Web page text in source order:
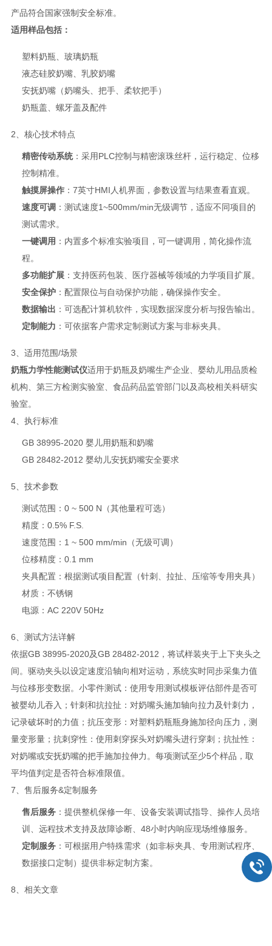
产品符合国家强制安全标准。
适用样品包括：
塑料奶瓶、玻璃奶瓶
液态硅胶奶嘴、乳胶奶嘴
安抚奶嘴（奶嘴头、把手、柔软把手）
奶瓶盖、螺牙盖及配件
2、核心技术特点
精密传动系统：采用PLC控制与精密滚珠丝杆，运行稳定、位移
控制精准。
触摸屏操作：7英寸HMI人机界面，参数设置与结果查看直观。
速度可调 ：测试速度1~500mm/min无级调节，适应不同项目的
测试需求。
一键调用 ：内置多个标准实验项目，可一键调用，简化操作流
程。
多功能扩展：支持医药包装、医疗器械等领域的力学项目扩展。
安全保护：配置限位与自动保护功能，确保操作安全。
数据输出 ：可选配计算机软件，实现数据深度分析与报告输出。
定制能力 ：可依据客户需求定制测试方案与非标夹具。
3、适用范围/场景
奶瓶力学性能测试仪适用于奶瓶及奶嘴生产企业、婴幼儿用品质检
机构、第三方检测实验室、食品药品监管部门以及高校相关科研实
验室。
4、执行标准
GB 38995-2020 婴儿用奶瓶和奶嘴
GB 28482-2012 婴幼儿安抚奶嘴安全要求
5、技术参数
测试范围：0 ~ 500 N（其他量程可选）
精度：0.5% F.S.
速度范围：1 ~ 500 mm/min（无级可调）
位移精度：0.1 mm
夹具配置：根据测试项目配置（针刺、拉扯、压缩等专用夹具）
材质：不锈钢
电源：AC 220V 50Hz
6、测试方法详解
依据GB 38995-2020及GB 28482-2012，将试样装夹于上下夹头之
间。驱动夹头以设定速度沿轴向相对运动，系统实时同步采集力值
与位移形变数据。小零件测试：使用专用测试模板评估部件是否可
被婴幼儿吞入；针刺和抗拉扯：对奶嘴头施加轴向拉力及针刺力，
记录破坏时的力值；抗压变形：对塑料奶瓶瓶身施加径向压力，测
量变形量；抗刺穿性：使用刺穿探头对奶嘴头进行穿刺；抗扯性：
对奶嘴或安抚奶嘴的把手施加拉伸力。每项测试至少5个样品，取
平均值判定是否符合标准限值。
7、售后服务&定制服务
售后服务：提供整机保修一年、设备安装调试指导、操作人员培
训、远程技术支持及故障诊断、48小时内响应现场维修服务。
定制服务：可根据用户特殊需求（如非标夹具、专用测试程序、
数据接口定制）提供非标定制方案。
8、相关文章